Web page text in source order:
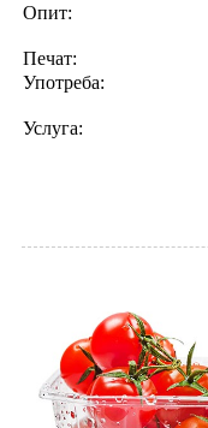
Опит:
Печат:
Употреба:
Услуга: